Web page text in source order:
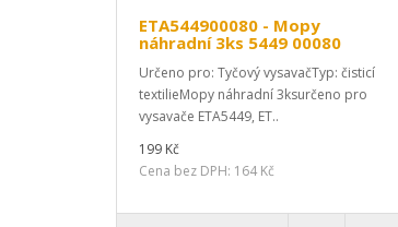
ETA544900080 - Mopy
náhradní 3ks 5449 00080
Určeno pro: Tyčový vysavačTyp: čisticí
textilieMopy náhradní 3ksurčeno pro
vysavače ETA5449, ET..
199 Kč
Cena bez DPH: 164 Kč